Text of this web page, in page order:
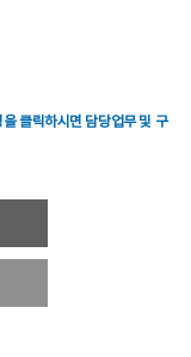
클릭하시면 담당업무 및 구